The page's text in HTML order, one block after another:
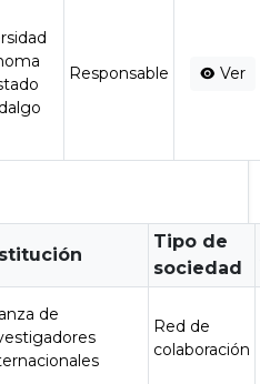
Responsable Ver
Tipo de
sociedad
de
Red de
colaboración